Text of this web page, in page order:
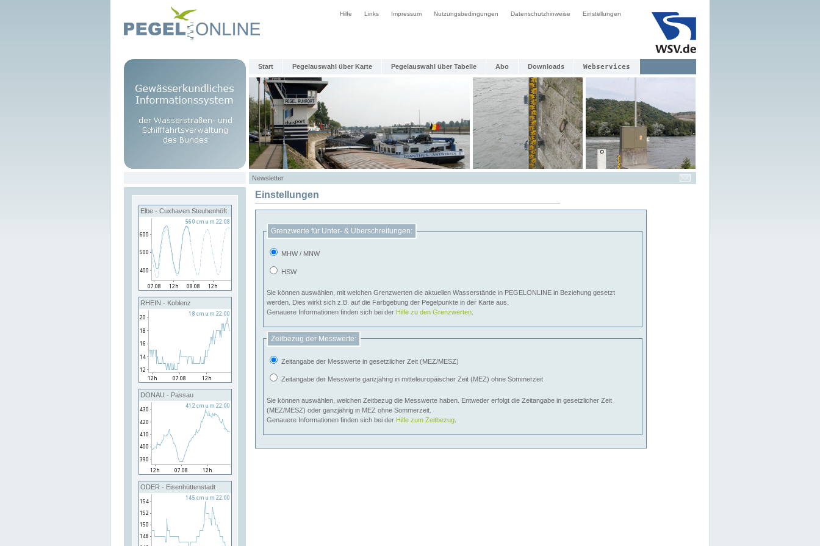
Hilfe Links Impressum Nutzungsbedingungen Datenschutzhinweise Einstellungen
Start Pegelauswahl über Karte Pegelauswahl über Tabelle Abo Downloads Webservices
Newsletter
Elbe - Cuxhaven Steubenhöft
RHEIN - Koblenz
DONAU - Passau
ODER - Eisenhüttenstadt
Einstellungen
Grenzwerte für Unter- & Überschreitungen:
MHW / MNW
HSW
Sie können auswählen, mit welchen Grenzwerten die aktuellen Wasserstände in PEGELONLINE in Beziehung gesetzt
werden. Dies wirkt sich z.B. auf die Farbgebung der Pegelpunkte in der Karte aus.
Genauere Informationen finden sich bei der Hilfe zu den Grenzwerten
Zeitbezug der Messwerte:
Zeitangabe der Messwerte in gesetzlicher Zeit (MEZ/MESZ)
Zeitangabe der Messwerte ganzjährig in mitteleuropäischer Zeit (MEZ) ohne Sommerzeit
Sie können auswählen, welchen Zeitbezug die Messwerte haben. Entweder erfolgt die Zeitangabe in gesetzlicher Zeit
(MEZ/MESZ) oder ganzjährig in MEZ ohne Sommerzeit.
Genauere Informationen finden sich bei der Hilfe zum Zeitbezug